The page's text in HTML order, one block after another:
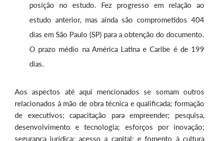
posição no estudo. Fez progresso em relação ao
estudo anterior, mas ainda são comprometidos 404
dias em São Paulo (SP) para a obtenção do documento.
O prazo médio na América Latina e Caribe é de 199
dias.
Aos aspectos até aqui mencionados se somam outros
relacionados à mão de obra técnica e qualificada; formação
de executivos; capacitação para empreender; pesquisa,
desenvolvimento e tecnologia; esforços por inovação;
segurança jurídica; acesso a capital; e fomento à cultura